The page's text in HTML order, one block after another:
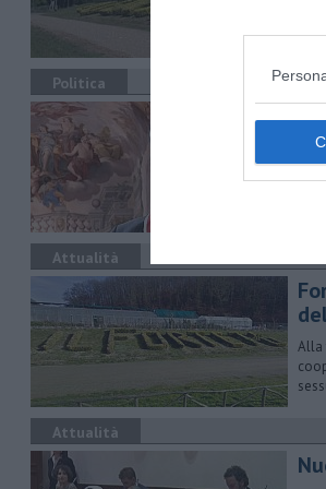
Politica
Attualità
Alla
Attualità